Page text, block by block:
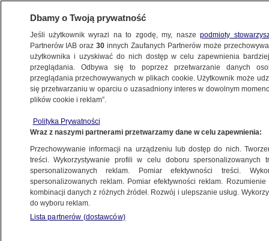
WARSZAWA
OKOLICE
13.05.2026, 08:33
Posłuchaj artykułu
Czyta lektor AI
Dbamy o Twoją prywatność
Jeśli użytkownik wyrazi na to zgodę, my, naszepodmioty
Partnerów IAB oraz30 innych Zaufanych Partnerów może
użytkownika i uzyskiwać do nich dostęp w celu zapewnienia
przeglądania. Odbywa się to poprzez przetwarzanie danych
przeglądania przechowywanych w plikach cookie. Użytkownik może
się przetwarzaniu w oparciu o uzasadniony interes w dowolnym
plików cookie i reklam”.
Polityka Prywatności
Wraz z naszymi partnerami przetwarzamy dane w celu zapewnienia:
Przechowywanie informacji na urządzeniu lub dostęp do nich.
treści. Wykorzystywanie profili w celu doboru spersonalizowanych
spersonalizowanych reklam. Pomiar efektywności treści.
spersonalizowanych reklam. Pomiar efektywności reklam.
kombinacji danych z różnych źródeł. Rozwój i ulepszanie usług.
do wyboru reklam.
Lista partnerów (dostawców)